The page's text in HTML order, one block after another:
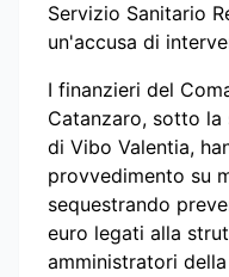
Servizio Sanitario
un'accusa di
I finanzieri del
Catanzaro, sotto la
di Vibo Valentia,
provvedimento su
sequestrando
euro legati alla
amministratori